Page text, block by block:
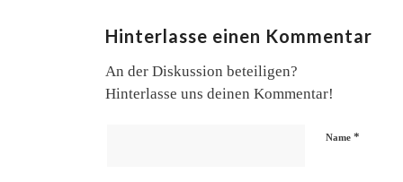
Hinterlasse einen Kommentar
An der Diskussion beteiligen?
Hinterlasse uns deinen Kommentar!
Name*